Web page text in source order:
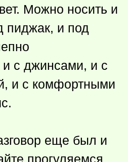
Можно носить и
пиджак, и под
и с джинсами, и с
и с комфортными
еще был и